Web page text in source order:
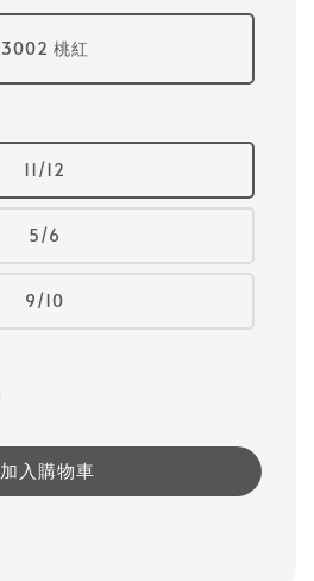
3002 桃紅
11/12
5/6
9/10
加入購物車